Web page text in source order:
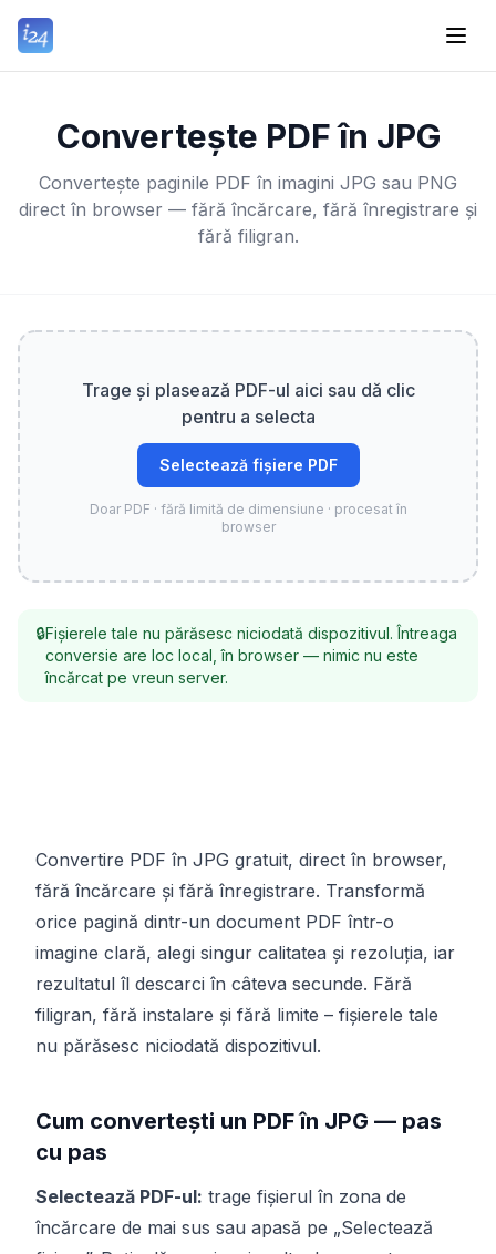
Convertește PDF în JPG
Convertește paginile PDF în imagini JPG sau PNG
direct în browser — fără încărcare, fără înregistrare și
fără filigran.
Trage și plasează PDF-ul aici sau dă clic
pentru a selecta
Selectează fișiere PDF
Doar PDF · fără limită de dimensiune · procesat în
browser
🔒Fișierele tale nu părăsesc niciodată dispozitivul. Întreaga
conversie are loc local, în browser — nimic nu este
încărcat pe vreun server.
Convertire PDF în JPG gratuit, direct în browser,
fără încărcare și fără înregistrare. Transformă
orice pagină dintr-un document PDF într-o
imagine clară, alegi singur calitatea și rezoluția, iar
rezultatul îl descarci în câteva secunde. Fără
filigran, fără instalare și fără limite – fișierele tale
nu părăsesc niciodată dispozitivul.
Cum convertești un PDF în JPG — pas
cu pas
Selectează PDF-ul: trage fișierul în zona de
încărcare de mai sus sau apasă pe „Selectează